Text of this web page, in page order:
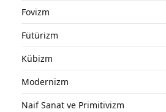
Fovizm
Fütürizm
Kübizm
Modernizm
Naif Sanat ve Primitivizm